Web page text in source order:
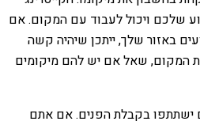
שלכם ויכול לעבוד עם המקום. אם
באזור שלך, ייתכן שיהיה קשה
המקום, שאל אם יש להם מיקומים
ישתתפו בקבלת הפנים. אם אתם